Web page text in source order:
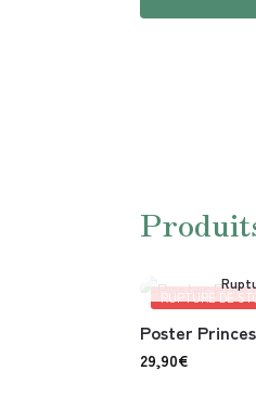
RUPTURE DE
Poster
29,90€